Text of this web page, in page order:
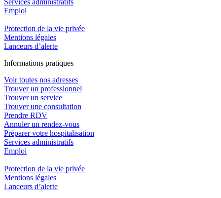
Emploi​
Protection de la vie privée
Mentions légales
Lanceurs d’alerte
Informations pratiques
Voir toutes nos adresses
Trouver un professionnel
Trouver un service
Trouver une consultation
Prendre RDV
Annuler un rendez-vous
Préparer votre hospitalisation
Services administratifs
Emploi​
Protection de la vie privée
Mentions légales
Lanceurs d’alerte